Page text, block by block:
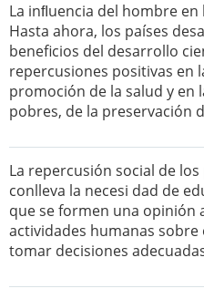
La inﬂuencia del hombre en
Hasta ahora, los países
beneficios del desarrollo
repercusiones positivas en
promoción de la salud y en
pobres, de la preservación
La repercusión social de
conlleva la necesi dad de
que se formen una opinión
actividades humanas sobre
tomar decisiones